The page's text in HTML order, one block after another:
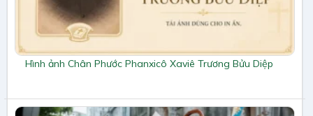
Hình ảnh Chân Phước Phanxicô Xaviê Trương Bửu Diệp